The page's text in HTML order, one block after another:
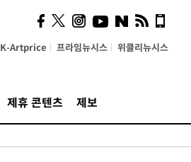
K-Artprice 프라임뉴시스 위클리뉴시스
제휴 콘텐츠 제보
사이 해답 찾았죠"…알을
깨고 나온 '초자아'